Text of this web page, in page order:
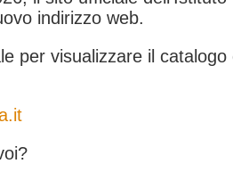
indirizzo web.
per visualizzare il